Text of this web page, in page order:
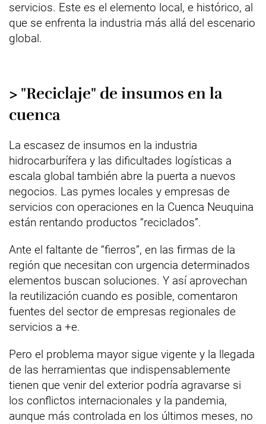
servicios. Este es el elemento local, e histórico, al
que se enfrenta la industria más allá del escenario
global.
> "Reciclaje" de insumos en la
cuenca
La escasez de insumos en la industria
hidrocarburífera y las dificultades logísticas a
escala global también abre la puerta a nuevos
negocios. Las pymes locales y empresas de
servicios con operaciones en la Cuenca Neuquina
están rentando productos “reciclados”.
Ante el faltante de “fierros”, en las firmas de la
región que necesitan con urgencia determinados
elementos buscan soluciones. Y así aprovechan
la reutilización cuando es posible, comentaron
fuentes del sector de empresas regionales de
servicios a +e.
Pero el problema mayor sigue vigente y la llegada
de las herramientas que indispensablemente
tienen que venir del exterior podría agravarse si
los conflictos internacionales y la pandemia,
aunque más controlada en los últimos meses, no